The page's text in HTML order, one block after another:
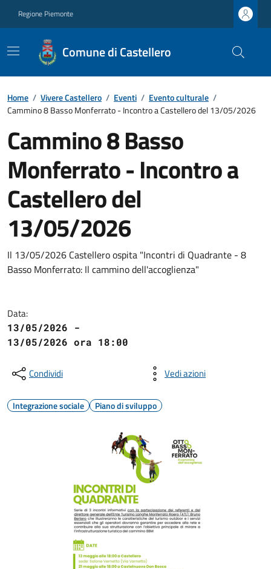
Regione Piemonte
Comune di Castellero
Home / Vivere Castellero / Eventi / Evento culturale /
Cammino 8 Basso Monferrato - Incontro a Castellero del 13/05/2026
Cammino 8 Basso
Monferrato - Incontro a
Castellero del
13/05/2026
Il 13/05/2026 Castellero ospita "Incontri di Quadrante - 8
Basso Monferrato: Il cammino dell'accoglienza"
Data:
13/05/2026 -
13/05/2026 ora 18:00
Condividi Vedi azioni
Integrazione sociale Piano di sviluppo